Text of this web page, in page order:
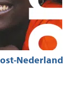
Nederland